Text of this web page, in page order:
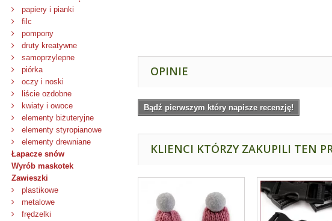
papiery i pianki
filc
pompony
druty kreatywne
samoprzylepne
piórka
oczy i noski
liście ozdobne
kwiaty i owoce
elementy biżuteryjne
elementy styropianowe
elementy drewniane
Łapacze snów
Wyrób maskotek
Zawieszki
plastikowe
metalowe
frędzelki
OPINIE
Bądź pierwszym który napisze recenzję!
KLIENCI KTÓRZY ZAKUPILI TEN